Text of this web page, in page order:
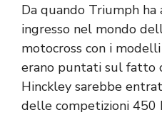
Da quando Triumph ha
ingresso nel mondo
motocross con i
erano puntati sul fatto
Hinckley sarebbe
delle competizioni 450